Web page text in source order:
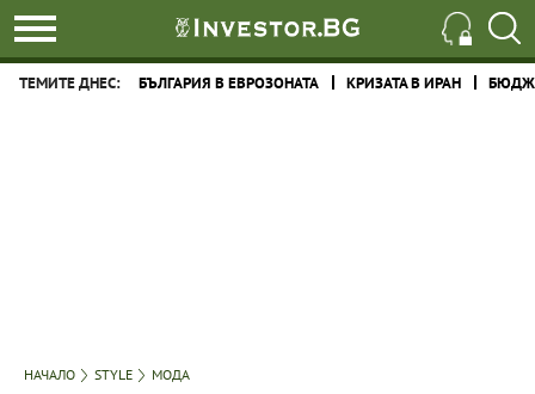
ТЕМИТЕ ДНЕС: БЪЛГАРИЯ В ЕВРОЗОНАТА КРИЗАТА В ИРАН
НАЧАЛО STYLE МОДА